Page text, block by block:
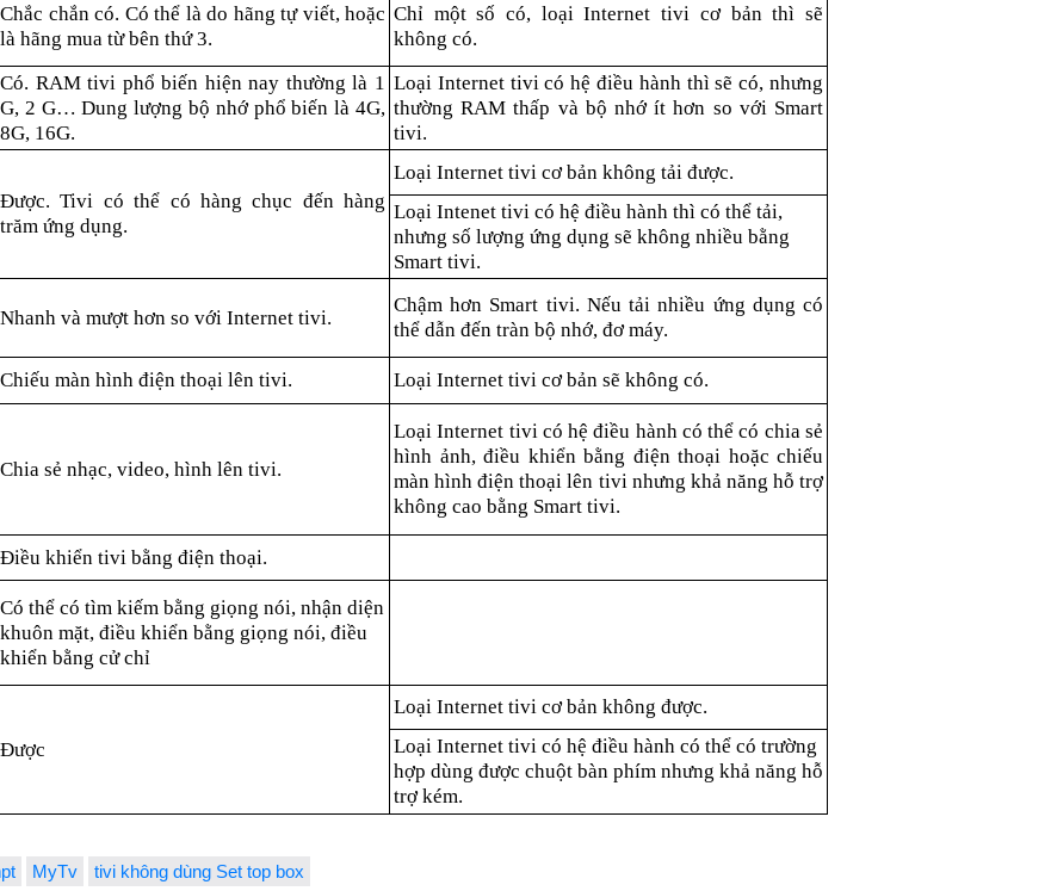
Chắc chắn có. Có thể là do hãng tự viết, hoặc
là hãng mua từ bên thứ 3.
Chỉ một số có, loại Internet tivi cơ bản thì sẽ
không có.
Có. RAM tivi phổ biến hiện nay thường là 1
G, 2 G… Dung lượng bộ nhớ phổ biến là 4G,
8G, 16G.
Loại Internet tivi có hệ điều hành thì sẽ có, nhưng
thường RAM thấp và bộ nhớ ít hơn so với Smart
tivi.
Được. Tivi có thể có hàng chục đến hàng
trăm ứng dụng.
Loại Internet tivi cơ bản không tải được.
Loại Intenet tivi có hệ điều hành thì có thể tải,
nhưng số lượng ứng dụng sẽ không nhiều bằng
Smart tivi.
Nhanh và mượt hơn so với Internet tivi.
Chậm hơn Smart tivi. Nếu tải nhiều ứng dụng có
thể dẫn đến tràn bộ nhớ, đơ máy.
Chiếu màn hình điện thoại lên tivi. Loại Internet tivi cơ bản sẽ không có.
Chia sẻ nhạc, video, hình lên tivi.
Loại Internet tivi có hệ điều hành có thể có chia sẻ
hình ảnh, điều khiển bằng điện thoại hoặc chiếu
màn hình điện thoại lên tivi nhưng khả năng hỗ trợ
không cao bằng Smart tivi.
Điều khiển tivi bằng điện thoại.
Có thể có tìm kiếm bằng giọng nói, nhận diện
khuôn mặt, điều khiển bằng giọng nói, điều
khiển bằng cử chỉ
Được
Loại Internet tivi cơ bản không được.
Loại Internet tivi có hệ điều hành có thể có trường
hợp dùng được chuột bàn phím nhưng khả năng hỗ
trợ kém.
MyTv tivi không dùng Set top box